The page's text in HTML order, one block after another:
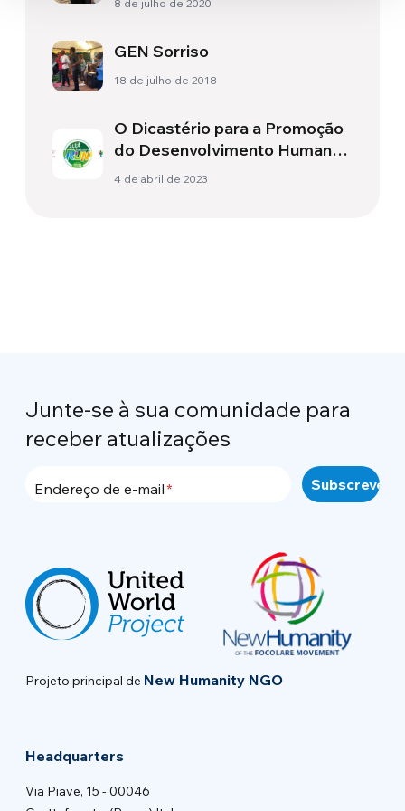
8 de julho de 2020
GEN Sorriso
18 de julho de 2018
O Dicastério para a Promoção
do Desenvolvimento Humano
Integral apoia e promove o
4 de abril de 2023
Junte-se à sua comunidade para
receber atualizações
Endereço de e-mail
Projeto principal de New Humanity NGO
Headquarters
Via Piave, 15 - 00046